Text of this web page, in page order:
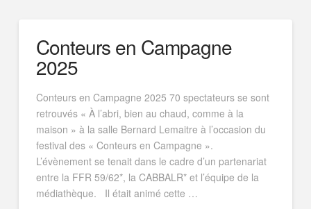
Conteurs en Campagne
2025
Conteurs en Campagne 2025 70 spectateurs se sont
retrouvés « À l’abri, bien au chaud, comme à la
maison » à la salle Bernard Lemaitre à l’occasion du
festival des « Conteurs en Campagne ».
L’évènement se tenait dans le cadre d’un partenariat
entre la FFR 59/62*, la CABBALR* et l’équipe de la
médiathèque. Il était animé cette …